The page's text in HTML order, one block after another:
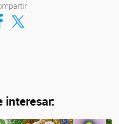
en Facebook
Compartir en Twitter
interesar: